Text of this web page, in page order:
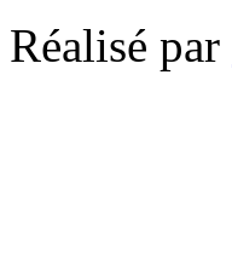
Réalisé par